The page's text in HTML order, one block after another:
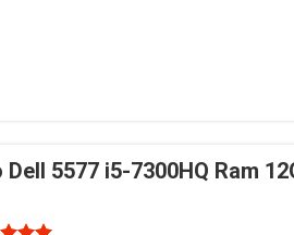
Dell 5577 i5-7300HQ Ram